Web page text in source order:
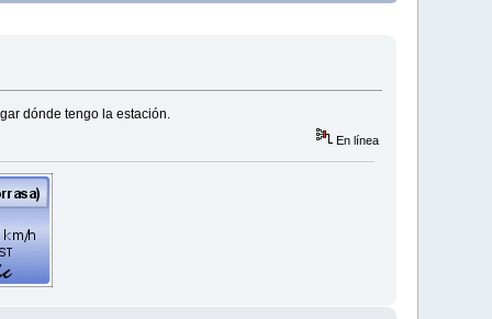
dónde tengo la estación.
En línea